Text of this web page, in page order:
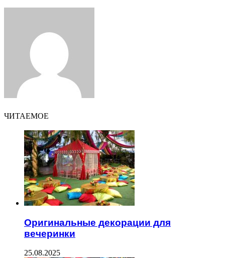
ЧИТАЕМОЕ
Оригинальные декорации для
вечеринки
25.08.2025